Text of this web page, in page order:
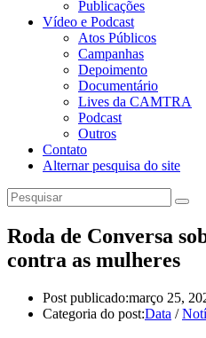
Publicações
Vídeo e Podcast
Atos Públicos
Campanhas
Depoimento
Documentário
Lives da CAMTRA
Podcast
Outros
Contato
Alternar pesquisa do site
Roda de Conversa
contra as mulheres
Post publicado:março 25,
Categoria do post:Data /